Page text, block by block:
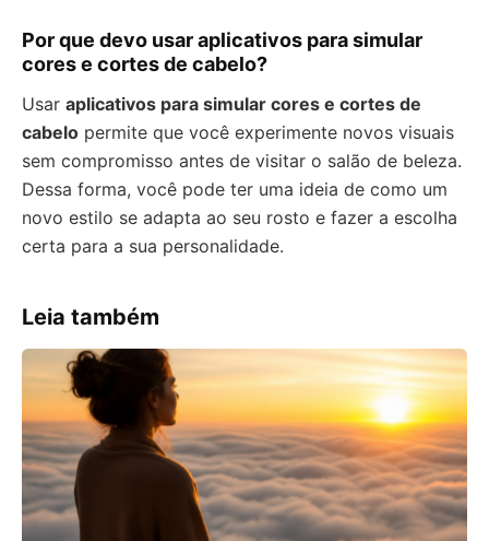
Por que devo usar aplicativos para simular
cores e cortes de cabelo?
Usar aplicativos para simular cores e cortes de
cabelo permite que você experimente novos visuais
sem compromisso antes de visitar o salão de beleza.
Dessa forma, você pode ter uma ideia de como um
novo estilo se adapta ao seu rosto e fazer a escolha
certa para a sua personalidade.
Leia também